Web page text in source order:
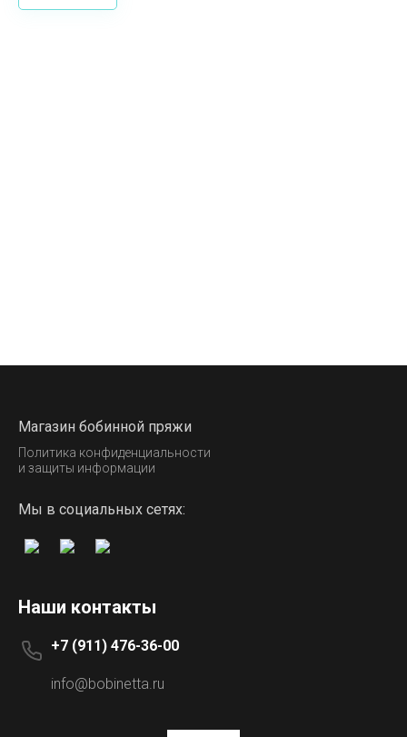
Магазин бобинной пряжи
Политика конфиденциальности
и защиты информации
Мы в социальных сетях:
Наши контакты
+7 (911) 476-36-00
info@bobinetta.ru